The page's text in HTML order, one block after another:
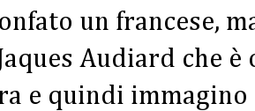
un francese,
Audiard che
e quindi